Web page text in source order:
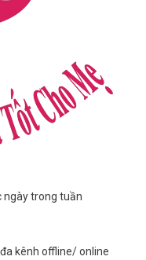
ngày trong tuần
kênh offline/ online